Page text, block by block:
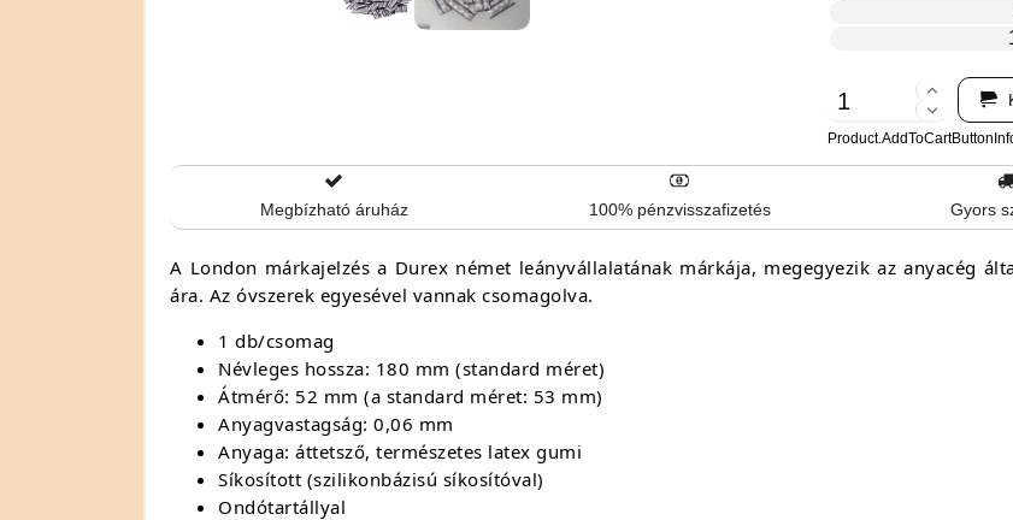
Megbízható áruház 100% pénzvisszafizetés Gyors
A London márkajelzés a Durex német leányvállalatának márkája, megegyezik az anyacég
ára. Az óvszerek egyesével vannak csomagolva.
1 db/csomag
Névleges hossza: 180 mm (standard méret)
Átmérő: 52 mm (a standard méret: 53 mm)
Anyagvastagság: 0,06 mm
Anyaga: áttetsző, természetes latex gumi
Síkosított (szilikonbázisú síkosítóval)
Ondótartállyal